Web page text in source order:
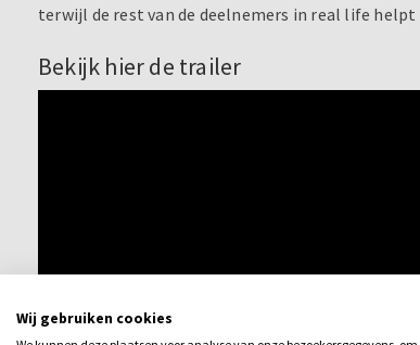
terwijl de rest van de deelnemers in real life helpt
Bekijk hier de trailer
Wij gebruiken cookies